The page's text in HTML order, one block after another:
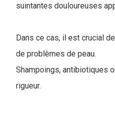
suintantes douloureuses
Dans ce cas, il est crucial
de problèmes de peau.
Shampoings, antibiotiques
rigueur.